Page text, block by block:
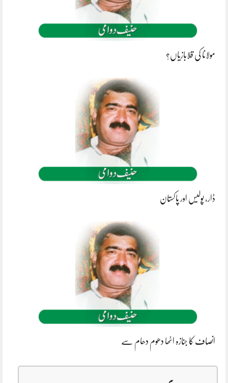
مولانا کی قلابازیاں؟
ڈار، پولیس اور پاکستان
انصاف کا جنازہ اٹھا دھوم دھام سے